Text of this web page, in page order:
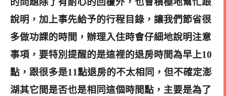
說明，加上事先給予的行程目錄，讓我們節省很
多做功課的時間，辦理入住時會仔細地說明注意
事項，要特別提醒的是這裡的退房時間為早上10
點，跟很多是11點退房的不太相同，但不確定澎
湖其它間是否也是相同這個時間點，主要是為了